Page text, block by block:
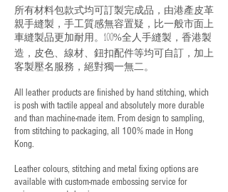
所有材料包款式均可訂製完成品，由港產皮革
親手縫製，手工質感無容置疑，比一般市面上
車縫製品更加耐用。 100%全人手縫製，香港製
造，皮色、線材、鈕扣配件等均可自訂，加上
客製壓名服務，絕對獨一無二。
All leather products are finished by hand stitching, which
is posh with tactile appeal and absolutely more durable
and than machine-made item. From design to sampling,
from stitching to packaging, all 100% made in Hong
Kong.
Leather colours, stitching and metal fixing options are
available with custom-made embossing service for